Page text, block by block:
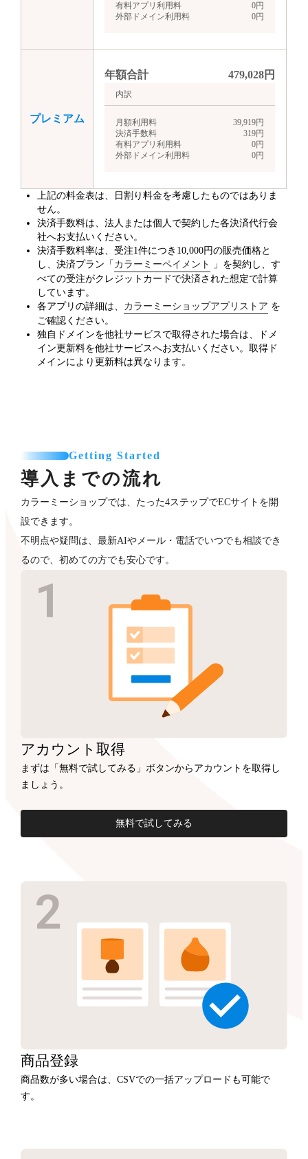
有料アプリ利用料
0円
外部ドメイン利用料
0円
プレミアム
年額合計 479,028円
内訳
月額利用料 39,919円
決済手数料
319円
有料アプリ利用料
0円
外部ドメイン利用料
0円
上記の料金表は、日割り料金を考慮したものではありま
せん。
決済手数料は、法人または個人で契約した各決済代行会
社へお支払いください。
決済手数料率は、受注1件につき10,000円の販売価格と
し、決済プラン「 カラーミーペイメント
」を契約し、す
べての受注がクレジットカードで決済された想定で計算
しています。
各アプリの詳細は、 カラーミーショップアプリストア を
ご確認ください。
独自ドメインを他社サービスで取得された場合は、ドメ
イン更新料を他社サービスへお支払いください。取得ド
メインにより更新料は異なります。
Getting Started
導入までの流れ
カラーミーショップでは、たった4ステップでECサイトを開
設できます。
不明点や疑問は、最新AIやメール・電話でいつでも相談でき
るので、初めての方でも安心です。
アカウント取得
まずは「無料で試してみる」ボタンからアカウントを取得し
ましょう。
無料で試してみる
商品登録
商品数が多い場合は、CSVでの一括アップロードも可能で
す。